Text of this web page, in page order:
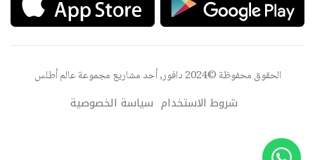
الحقوق محفوظة ©2024 دافور, أحد مشاريع مجموعة عالم أطلس
شروط الاستخدام سياسة الخصوصية